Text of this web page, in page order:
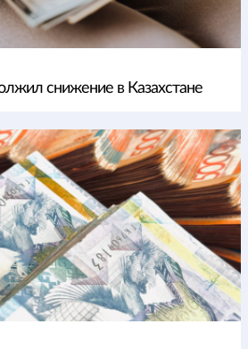
снижение в Казахстане